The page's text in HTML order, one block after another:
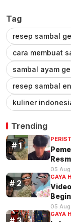
Tag
resep sambal
cara membuat
sambal ayam
resep sambal
kuliner
Trending
05
GAYA
05
GAYA